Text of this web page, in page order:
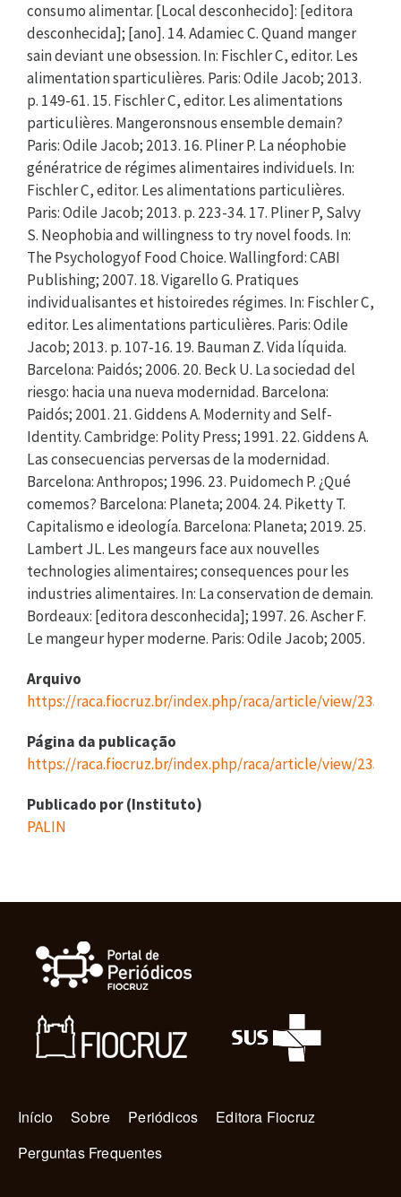
consumo alimentar. [Local desconhecido]: [editora
desconhecida]; [ano]. 14. Adamiec C. Quand manger
sain deviant une obsession. In: Fischler C, editor. Les
alimentation sparticulières. Paris: Odile Jacob; 2013.
p. 149-61. 15. Fischler C, editor. Les alimentations
particulières. Mangeronsnous ensemble demain?
Paris: Odile Jacob; 2013. 16. Pliner P. La néophobie
génératrice de régimes alimentaires individuels. In:
Fischler C, editor. Les alimentations particulières.
Paris: Odile Jacob; 2013. p. 223-34. 17. Pliner P, Salvy
S. Neophobia and willingness to try novel foods. In:
The Psychologyof Food Choice. Wallingford: CABI
Publishing; 2007. 18. Vigarello G. Pratiques
individualisantes et histoiredes régimes. In: Fischler C,
editor. Les alimentations particulières. Paris: Odile
Jacob; 2013. p. 107-16. 19. Bauman Z. Vida líquida.
Barcelona: Paidós; 2006. 20. Beck U. La sociedad del
riesgo: hacia una nueva modernidad. Barcelona:
Paidós; 2001. 21. Giddens A. Modernity and Self-
Identity. Cambridge: Polity Press; 1991. 22. Giddens A.
Las consecuencias perversas de la modernidad.
Barcelona: Anthropos; 1996. 23. Puidomech P. ¿Qué
comemos? Barcelona: Planeta; 2004. 24. Piketty T.
Capitalismo e ideología. Barcelona: Planeta; 2019. 25.
Lambert JL. Les mangeurs face aux nouvelles
technologies alimentaires; consequences pour les
industries alimentaires. In: La conservation de demain.
Bordeaux: [editora desconhecida]; 1997. 26. Ascher F.
Le mangeur hyper moderne. Paris: Odile Jacob; 2005.
Arquivo
https://raca.fiocruz.br/index.php/raca/article/view/235/
Página da publicação
https://raca.fiocruz.br/index.php/raca/article/view/235
Publicado por (Instituto)
PALIN
Navegação principal
Início Sobre Periódicos
Editora Fiocruz
Perguntas Frequentes